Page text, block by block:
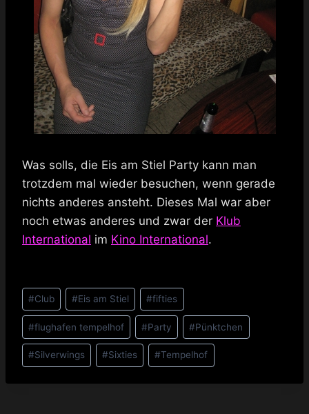
Was solls, die Eis am Stiel Party kann man
trotzdem mal wieder besuchen, wenn gerade
nichts anderes ansteht. Dieses Mal war aber
noch etwas anderes und zwar der Klub
International im Kino International.
Schlagworte:
#Club #Eis am Stiel #fifties
#flughafen tempelhof #Party #Pünktchen
#Silverwings #Sixties #Tempelhof